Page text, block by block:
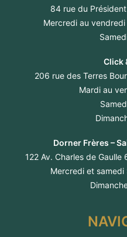
84 rue du
Mercredi au
Click
206 rue des Terres
Mardi au
Dorner Frères –
122 Av. Charles de
Mercredi et